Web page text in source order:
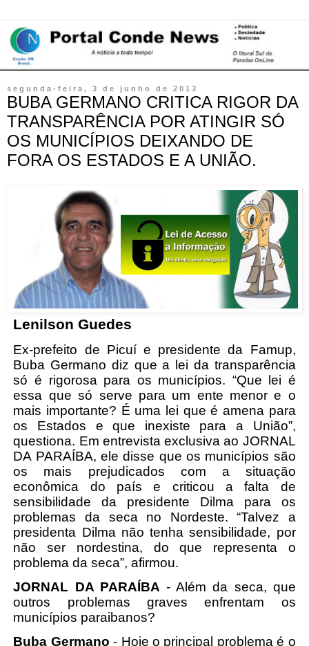
segunda-feira, 3 de junho de 2013
BUBA GERMANO CRITICA RIGOR DA
TRANSPARÊNCIA POR ATINGIR SÓ
OS MUNICÍPIOS DEIXANDO DE
FORA OS ESTADOS E A UNIÃO.
Lenilson Guedes
Ex-prefeito de Picuí e presidente da Famup,
Buba Germano diz que a lei da transparência
só é rigorosa para os municípios. “Que lei é
essa que só serve para um ente menor e o
mais importante? É uma lei que é amena para
os Estados e que inexiste para a União”,
questiona. Em entrevista exclusiva ao JORNAL
DA PARAÍBA, ele disse que os municípios são
os mais prejudicados com a situação
econômica do país e criticou a falta de
sensibilidade da presidente Dilma para os
problemas da seca no Nordeste. “Talvez a
presidenta Dilma não tenha sensibilidade, por
não ser nordestina, do que representa o
problema da seca”, afirmou.
JORNAL DA PARAÍBA - Além da seca, que
outros problemas graves enfrentam os
municípios paraibanos?
Buba Germano - Hoje o principal problema é o